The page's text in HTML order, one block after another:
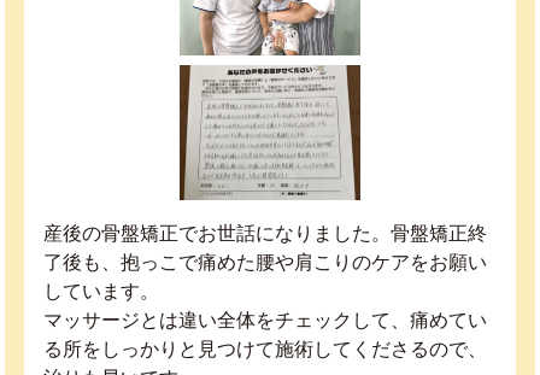
産後の骨盤矯正でお世話になりました。骨盤矯正終
了後も、抱っこで痛めた腰や肩こりのケアをお願い
しています。
マッサージとは違い全体をチェックして、痛めてい
る所をしっかりと見つけて施術してくださるので、